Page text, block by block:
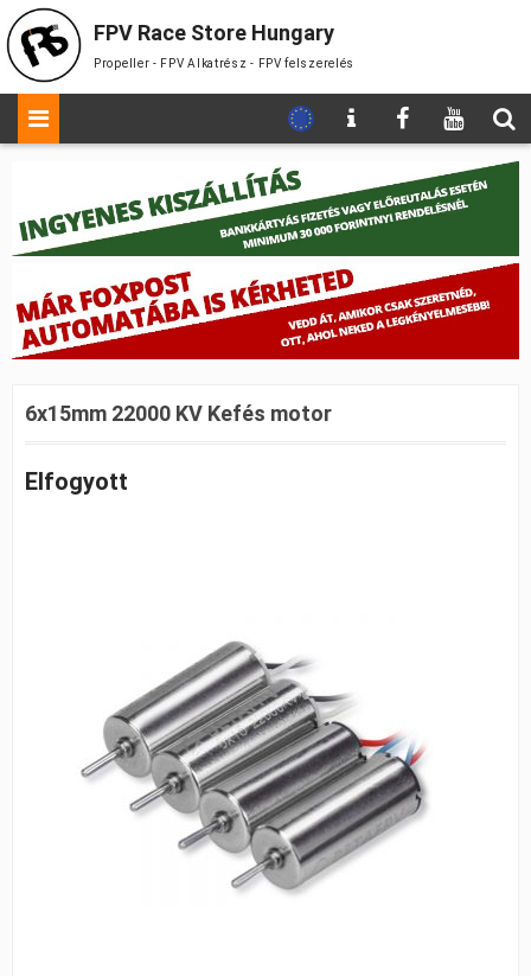
FPV Race Store Hungary
Propeller - FPV Alkatrész - FPV felszerelés
6x15mm 22000 KV Kefés motor
Elfogyott